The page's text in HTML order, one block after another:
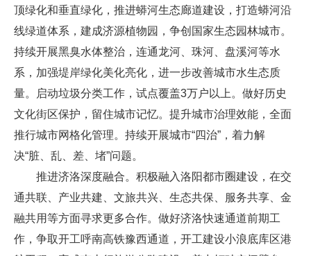
顶绿化和垂直绿化，推进蟒河生态廊道建设，打造蟒河沿
线绿道体系，建成济源植物园，争创国家生态园林城市。
持续开展黑臭水体整治，连通龙河、珠河、盘溪河等水
系，加强堤岸绿化美化亮化，进一步改善城市水生态质
量。启动垃圾分类工作，试点覆盖3万户以上。做好历史
文化街区保护，留住城市记忆。提升城市治理效能，全面
推行城市网格化管理。持续开展城市“四治”，着力解
决“脏、乱、差、堵”问题。
推进济洛深度融合。积极融入洛阳都市圈建设，在交
通共联、产业共建、文旅共兴、生态共保、服务共享、金
融共用等方面寻求更多合作。做好济洛快速通道前期工
作，争取开工呼南高铁豫西通道，开工建设小浪底库区港